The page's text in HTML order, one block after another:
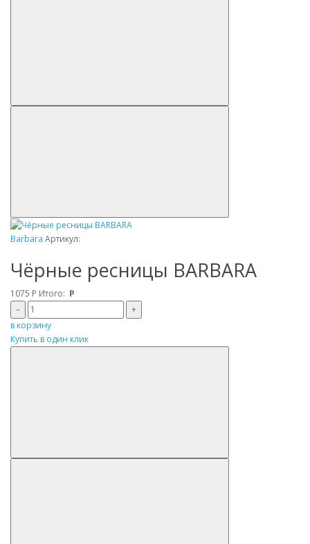
Barbara Артикул:
Чёрные ресницы BARBARA
1075 Р Итого: Р
–
+
в корзину
Купить в один клик